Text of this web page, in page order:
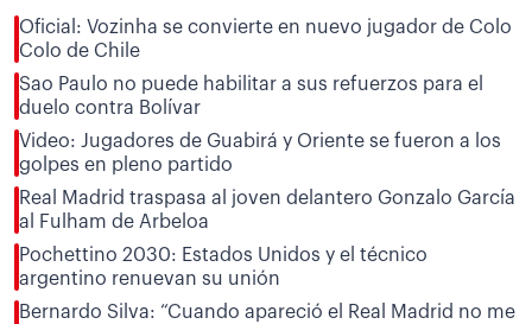
Oficial: Vozinha se convierte en nuevo jugador de Colo
Colo de Chile
Sao Paulo no puede habilitar a sus refuerzos para el
duelo contra Bolívar
Video: Jugadores de Guabirá y Oriente se fueron a los
golpes en pleno partido
Real Madrid traspasa al joven delantero Gonzalo García
al Fulham de Arbeloa
Pochettino 2030: Estados Unidos y el técnico
argentino renuevan su unión
Bernardo Silva: “Cuando apareció el Real Madrid no me